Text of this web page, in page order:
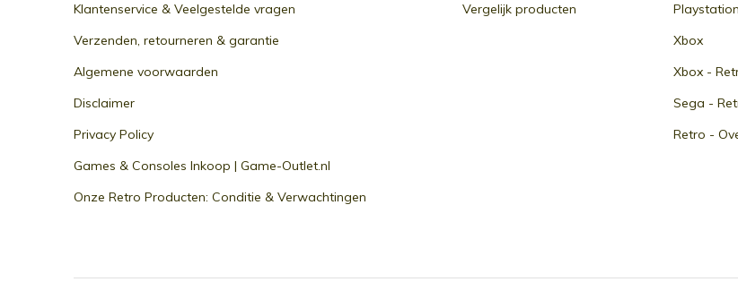
Klantenservice & Veelgestelde vragen
Verzenden, retourneren & garantie
Algemene voorwaarden
Disclaimer
Privacy Policy
Games & Consoles Inkoop | Game-Outlet.nl
Onze Retro Producten: Conditie & Verwachtingen
Vergelijk producten
Xbox
Xbox -
Sega -
Retro -